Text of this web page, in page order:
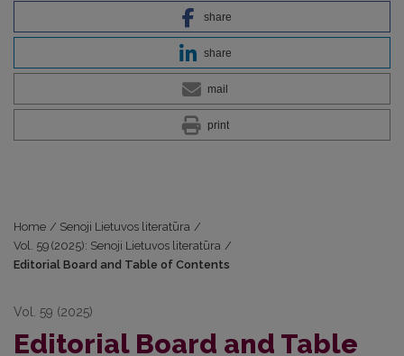
share
share
mail
print
Home / Senoji Lietuvos literatūra /
Vol. 59 (2025): Senoji Lietuvos literatūra /
Editorial Board and Table of Contents
Vol. 59 (2025)
Editorial Board and Table